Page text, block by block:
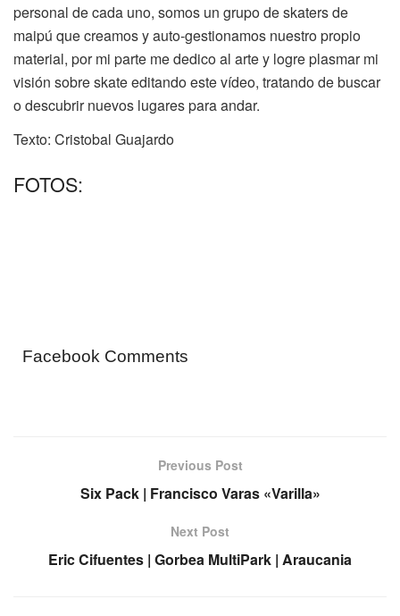
personal de cada uno, somos un grupo de skaters de
maipú que creamos y auto-gestionamos nuestro propio
material, por mi parte me dedico al arte y logre plasmar mi
visión sobre skate editando este vídeo, tratando de buscar
o descubrir nuevos lugares para andar.
Texto: Cristobal Guajardo
FOTOS:
Facebook Comments
Previous Post
Six Pack | Francisco Varas «Varilla»
Next Post
Eric Cifuentes | Gorbea MultiPark | Araucania